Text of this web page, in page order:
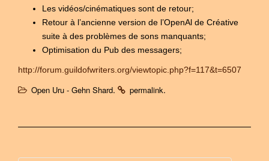
Les vidéos/cinématiques sont de retour;
Retour à l’ancienne version de l’OpenAl de Créative
suite à des problèmes de sons manquants;
Optimisation du Pub des messagers;
http://forum.guildofwriters.org/viewtopic.php?f=117&t=6507
Open Uru - Gehn Shard. permalink.